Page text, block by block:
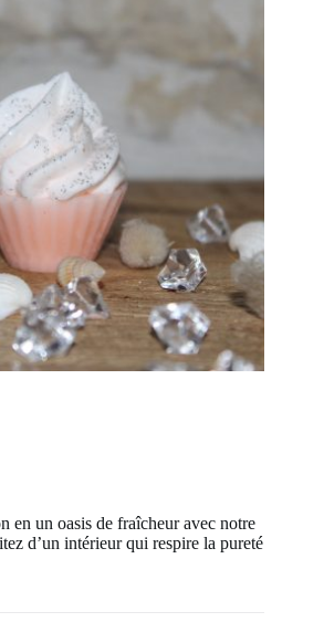
en un oasis de fraîcheur avec notre
d’un intérieur qui respire la pureté